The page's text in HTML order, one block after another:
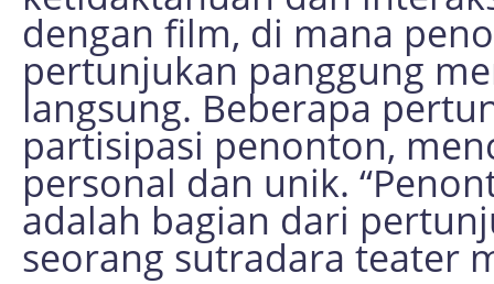
dengan film, di mana
pertunjukan panggung
langsung. Beberapa
partisipasi penonton,
personal dan unik.
adalah bagian dari
seorang sutradara teater